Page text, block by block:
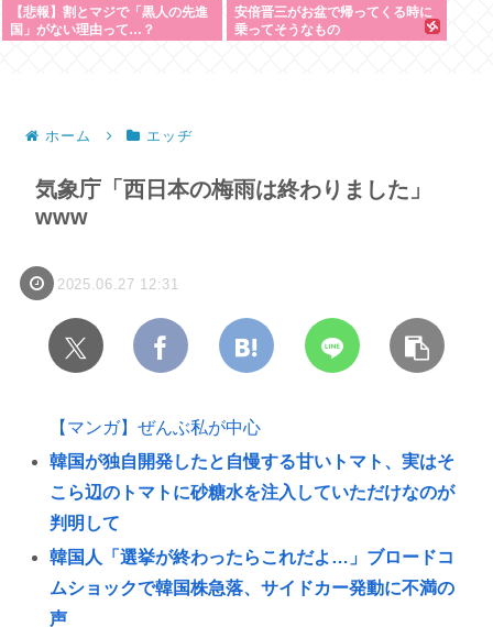
【悲報】割とマジで「黒人の先進
国」がない理由って…？
安倍晋三がお盆で帰ってくる時に
乗ってそうなもの
ホーム エッヂ
気象庁「西日本の梅雨は終わりました」
www
2025.06.27 12:31
【マンガ】ぜんぶ私が中心
韓国が独自開発したと自慢する甘いトマト、実はそ
こら辺のトマトに砂糖水を注入していただけなのが
判明して
韓国人「選挙が終わったらこれだよ…」ブロードコ
ムショックで韓国株急落、サイドカー発動に不満の
声